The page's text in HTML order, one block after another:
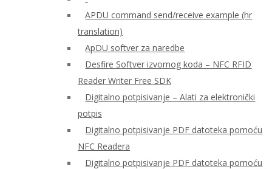
APDU command send/receive example (hr
translation)
ApDU softver za naredbe
Desfire Softver izvornog koda – NFC RFID
Reader Writer Free SDK
Digitalno potpisivanje – Alati za elektronički
potpis
Digitalno potpisivanje PDF datoteka pomoću
NFC Readera
Digitalno potpisivanje PDF datoteka pomoću